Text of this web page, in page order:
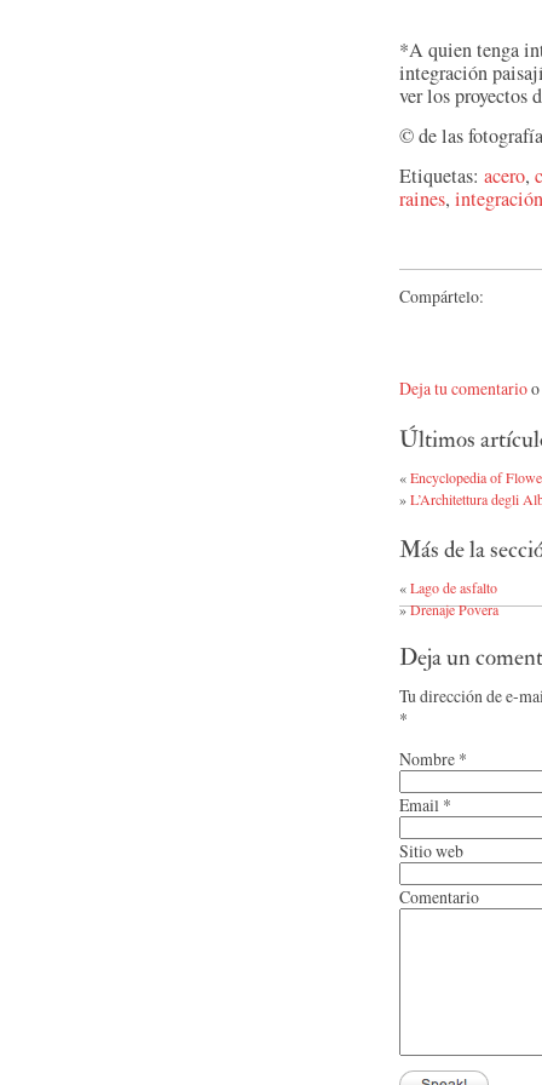
*A quien tenga
integración
ver los proyectos
© de las
Etiquetas: acero,
raines, integración
Compártelo:
Deja tu comentario
Últimos
«Encyclopedia of
»L’Architettura degli
Más de la
«Lago de asfalto
»Drenaje Povera
Deja un
Tu dirección de e-
*
Nombre *
Email *
Sitio web
Comentario